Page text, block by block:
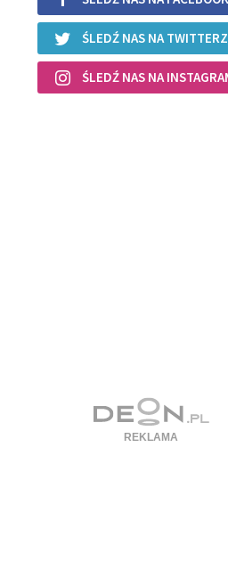
ŚLEDŹ NAS NA
ŚLEDŹ NAS NA